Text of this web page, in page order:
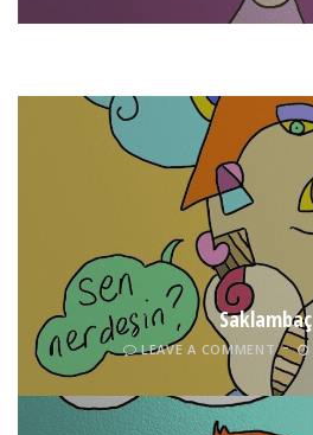
LEAVE A COMMENT
Saklambaç
LEAVE A COMMENT